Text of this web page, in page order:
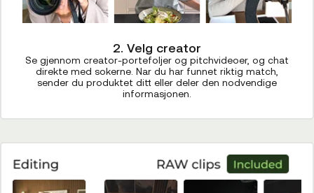
2. Velg creator
Se gjennom creator-portefoljer og pitchvideoer, og chat
direkte med sokerne. Nar du har funnet riktig match,
sender du produktet ditt eller deler den nodvendige
informasjonen.